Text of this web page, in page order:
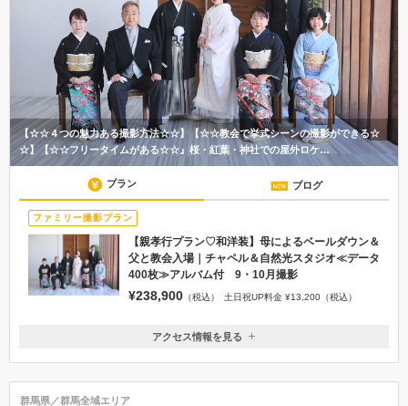
【☆☆４つの魅力ある撮影方法☆☆】【☆☆教会で挙式シーンの撮影ができる☆
☆】【☆☆フリータイムがある☆☆』桜・紅葉・神社での屋外ロケ…
プラン ブログ
ファミリー撮影プラン
【親孝行プラン♡和洋装】母によるベールダウン＆
父と教会入場｜チャペル＆自然光スタジオ≪データ
400枚≫アルバム付 9・10月撮影
¥238,900 （税込） 土日祝UP料金 ¥13,200（税込）
群馬県伊勢崎市宮子町３６３４−１
アクセス情報を見る
群馬県／群馬全域エリア